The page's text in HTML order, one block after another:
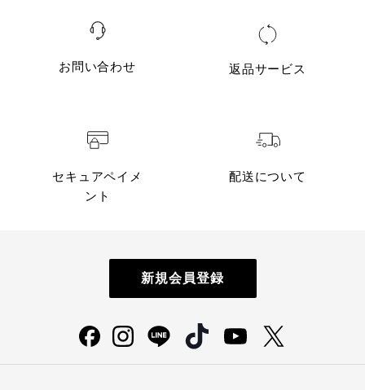
お問い合わせ 返品サービス
セキュアペイメ
ント
配送について
新規会員登録